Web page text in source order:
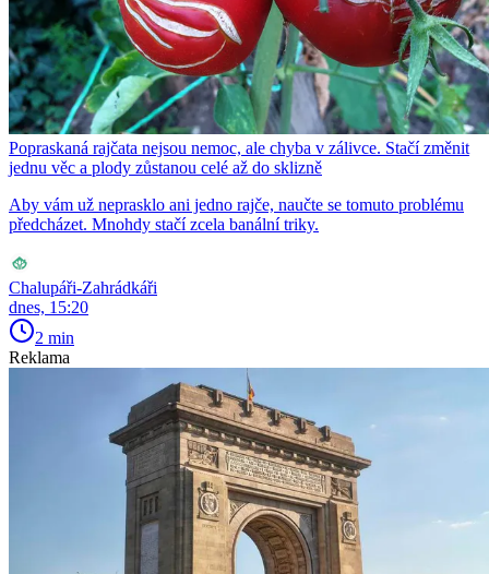
Popraskaná rajčata nejsou nemoc, ale chyba v zálivce. Stačí změnit
jednu věc a plody zůstanou celé až do sklizně
Aby vám už neprasklo ani jedno rajče, naučte se tomuto problému
předcházet. Mnohdy stačí zcela banální triky.
Chalupáři-Zahrádkáři
dnes, 15:20
2 min
Reklama